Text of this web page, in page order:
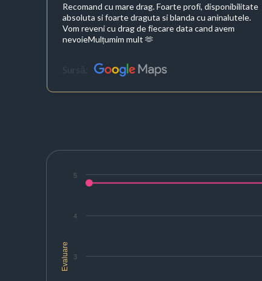
Recomand cu mare drag. Foarte profi, disponibilitate
absoluta si foarte draguta si blanda cu aninalutele.
Vom reveni cu drag de fiecare data cand avem
nevoieMulțumim mult 🫶
Sursă:
Evaluare 3
4
5